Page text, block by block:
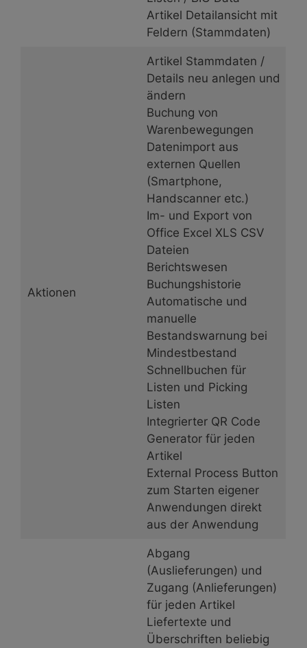
Artikel Detailansicht mit
Feldern (Stammdaten)
Aktionen
Artikel Stammdaten /
Details neu anlegen und
ändern
Buchung von
Warenbewegungen
Datenimport aus
externen Quellen
(Smartphone,
Handscanner etc.)
Im- und Export von
Office Excel XLS CSV
Dateien
Berichtswesen
Buchungshistorie
Automatische und
manuelle
Bestandswarnung bei
Mindestbestand
Schnellbuchen für
Listen und Picking
Listen
Integrierter QR Code
Generator für jeden
Artikel
External Process Button
zum Starten eigener
Anwendungen direkt
aus der Anwendung
Abgang
(Auslieferungen) und
Zugang (Anlieferungen)
für jeden Artikel
Liefertexte und
Überschriften beliebig